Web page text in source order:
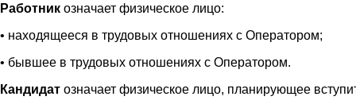
Работник означает физическое лицо:
• находящееся в трудовых отношениях с Оператором;
• бывшее в трудовых отношениях с Оператором.
Кандидат означает физическое лицо, планирующее